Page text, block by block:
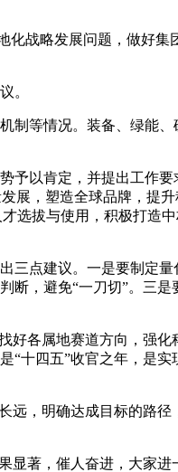
战略发展问题，做好集
。
等情况。装备、绿能、
以肯定，并提出工作要
展，塑造全球品牌，提升
选拔与使用，积极打造
点建议。一是要制定量
，避免“一刀切”。三是
各属地赛道方向，强化
“十四五”收官之年，是实
，明确达成目标的路径
著，催人奋进，大家进